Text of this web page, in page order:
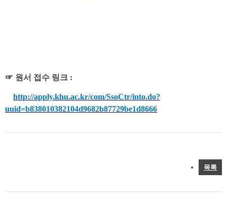
☞ 원서 접수 링크 :
http://apply.khu.ac.kr/com/SsoCtr/into.do?
uuid=b838010382104d9682b87729be1d8666
목록